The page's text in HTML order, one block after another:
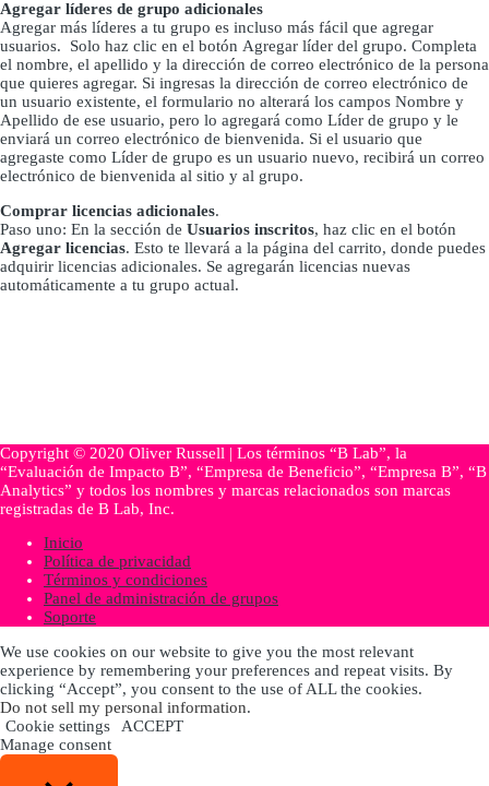
Agregar líderes de grupo adicionales
Agregar más líderes a tu grupo es incluso más fácil que agregar
usuarios. Solo haz clic en el botón Agregar líder del grupo. Completa
el nombre, el apellido y la dirección de correo electrónico de la persona
que quieres agregar. Si ingresas la dirección de correo electrónico de
un usuario existente, el formulario no alterará los campos Nombre y
Apellido de ese usuario, pero lo agregará como Líder de grupo y le
enviará un correo electrónico de bienvenida. Si el usuario que
agregaste como Líder de grupo es un usuario nuevo, recibirá un correo
electrónico de bienvenida al sitio y al grupo.
Comprar licencias adicionales.
Paso uno: En la sección de Usuarios inscritos, haz clic en el botón
Agregar licencias. Esto te llevará a la página del carrito, donde puedes
adquirir licencias adicionales. Se agregarán licencias nuevas
automáticamente a tu grupo actual.
Copyright © 2020 Oliver Russell | Los términos “B Lab”, la
“Evaluación de Impacto B”, “Empresa de Beneficio”, “Empresa B”, “B
Analytics” y todos los nombres y marcas relacionados son marcas
registradas de B Lab, Inc.
Inicio
Política de privacidad
Términos y condiciones
Panel de administración de grupos
Soporte
We use cookies on our website to give you the most relevant
experience by remembering your preferences and repeat visits. By
clicking “Accept”, you consent to the use of ALL the cookies.
Do not sell my personal information.
Cookie settings
ACCEPT
Manage consent